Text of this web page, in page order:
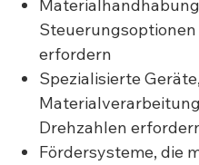
erfordern
Spezialisierte
Drehzahlen
Fördersysteme, die